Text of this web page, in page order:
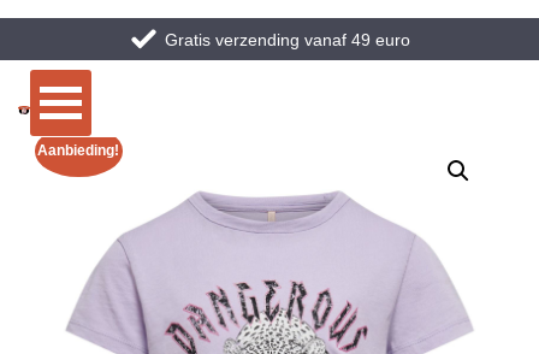
Gratis verzending vanaf 49 euro
Aanbieding!